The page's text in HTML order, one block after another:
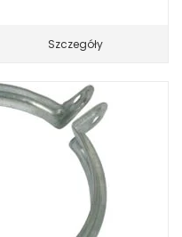
Szczegóły